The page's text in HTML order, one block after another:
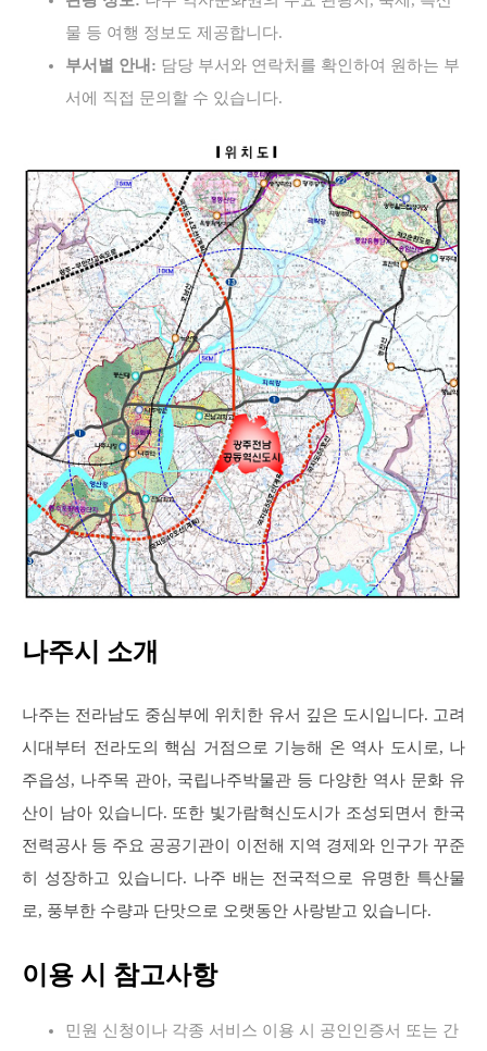
물 등 여행 정보도 제공합니다.
부서별 안내: 담당 부서와 연락처를 확인하여 원하는 부
서에 직접 문의할 수 있습니다.
나주시 소개
나주는 전라남도 중심부에 위치한 유서 깊은 도시입니다. 고려
시대부터 전라도의 핵심 거점으로 기능해 온 역사 도시로, 나
주읍성, 나주목 관아, 국립나주박물관 등 다양한 역사 문화 유
산이 남아 있습니다. 또한 빛가람혁신도시가 조성되면서 한국
전력공사 등 주요 공공기관이 이전해 지역 경제와 인구가 꾸준
히 성장하고 있습니다. 나주 배는 전국적으로 유명한 특산물
로, 풍부한 수량과 단맛으로 오랫동안 사랑받고 있습니다.
이용 시 참고사항
민원 신청이나 각종 서비스 이용 시 공인인증서 또는 간